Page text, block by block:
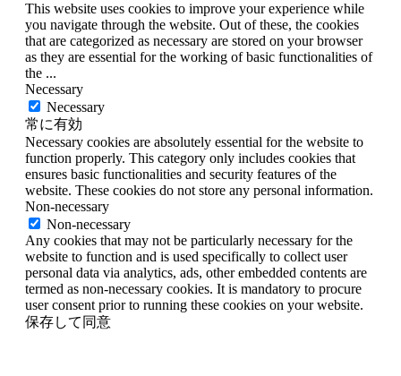
This website uses cookies to improve your experience while
you navigate through the website. Out of these, the cookies
that are categorized as necessary are stored on your browser
as they are essential for the working of basic functionalities of
the ...
Necessary
Necessary
常に有効
Necessary cookies are absolutely essential for the website to
function properly. This category only includes cookies that
ensures basic functionalities and security features of the
website. These cookies do not store any personal information.
Non-necessary
Non-necessary
Any cookies that may not be particularly necessary for the
website to function and is used specifically to collect user
personal data via analytics, ads, other embedded contents are
termed as non-necessary cookies. It is mandatory to procure
user consent prior to running these cookies on your website.
保存して同意